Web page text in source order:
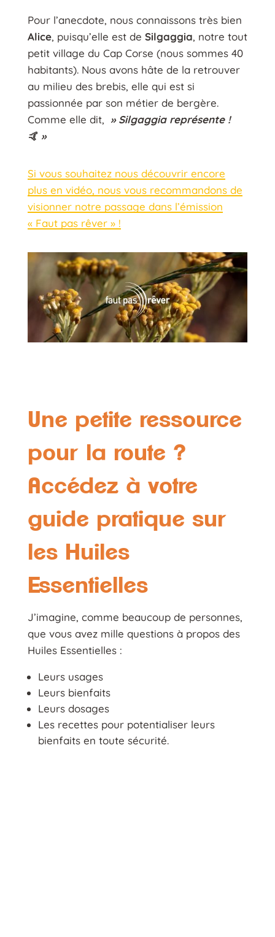
Pour l’anecdote, nous connaissons très bien
Alice, puisqu’elle est de Silgaggia, notre tout
petit village du Cap Corse (nous sommes 40
habitants). Nous avons hâte de la retrouver
au milieu des brebis, elle qui est si
passionnée par son métier de bergère.
Comme elle dit, » Silgaggia représente !
🤙 »
Si vous souhaitez nous découvrir encore
plus en vidéo, nous vous recommandons de
visionner notre passage dans l’émission
« Faut pas rêver » !
Une petite ressource
pour la route ?
Accédez à votre
guide pratique sur
les Huiles
Essentielles
J’imagine, comme beaucoup de personnes,
que vous avez mille questions à propos des
Huiles Essentielles :
Leurs usages
Leurs bienfaits
Leurs dosages
Les recettes pour potentialiser leurs
bienfaits en toute sécurité.